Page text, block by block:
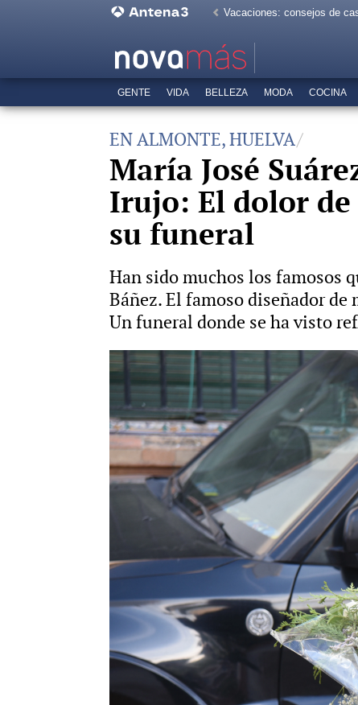
Vacaciones: consejos de
GENTE VIDA BELLEZA MODA COCINA
EN ALMONTE, HUELVA
María José
Irujo: El dolor de
su funeral
Han sido muchos los famosos
Báñez. El famoso diseñador de
Un funeral donde se ha visto
Vicky Martín Berrocal y su hija
Elena Tablada enseña el vestido
Marta Picazo
Publicado: 11 de mayo de 2023, 11:22